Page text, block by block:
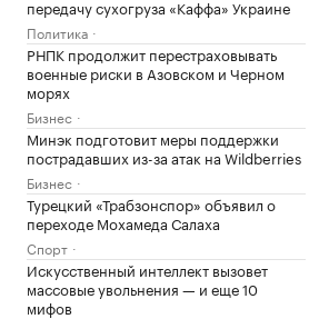
передачу сухогруза «Каффа» Украине
Политика
РНПК продолжит перестраховывать
военные риски в Азовском и Черном
морях
Бизнес
Минэк подготовит меры поддержки
пострадавших из-за атак на Wildberries
Бизнес
Турецкий «Трабзонспор» объявил о
переходе Мохамеда Салаха
Спорт
Искусственный интеллект вызовет
массовые увольнения — и еще 10
мифов